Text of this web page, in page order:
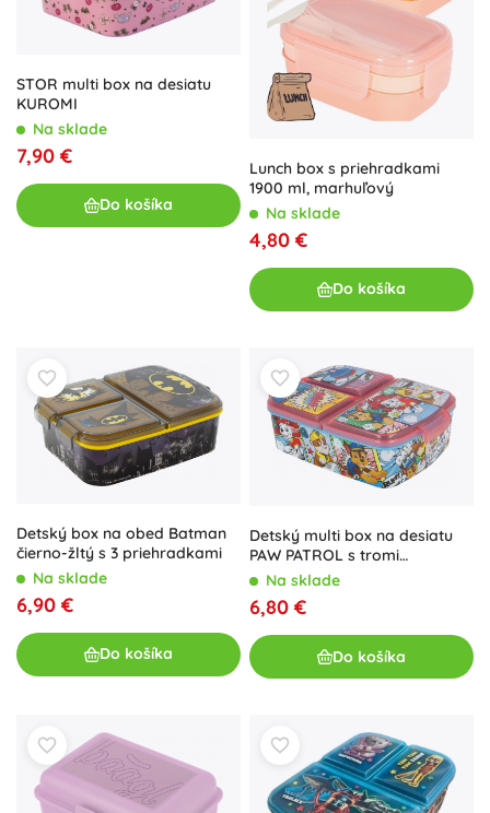
STOR multi box na desiatu
KUROMI
Na sklade
7,90 €
Do košíka
Lunch box s priehradkami
1900 ml, marhuľový
Na sklade
4,80 €
Do košíka
Detský box na obed Batman
čierno-žltý s 3 priehradkami
Na sklade
6,90 €
Do košíka
Detský multi box na desiatu
PAW PATROL s tromi
priehradkami
Na sklade
6,80 €
Do košíka